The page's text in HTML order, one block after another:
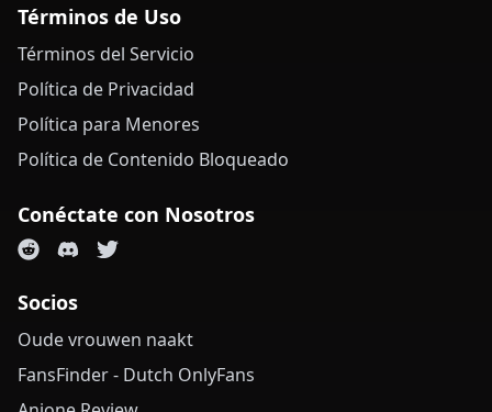
Términos de Uso
Términos del Servicio
Política de Privacidad
Política para Menores
Política de Contenido Bloqueado
Conéctate con Nosotros
Socios
Oude vrouwen naakt
FansFinder - Dutch OnlyFans